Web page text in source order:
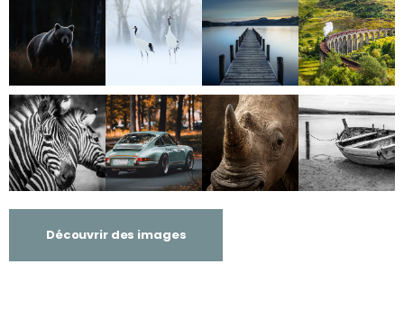
Découvrir des images